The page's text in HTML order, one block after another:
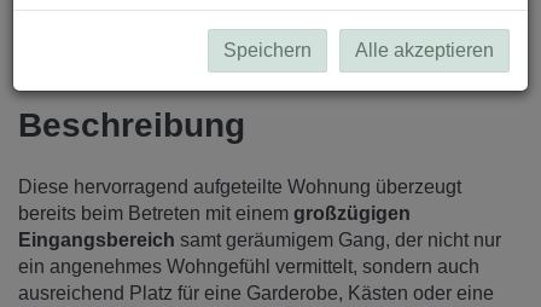
Beschreibung
Diese hervorragend aufgeteilte Wohnung überzeugt
bereits beim Betreten mit einem großzügigen
Eingangsbereich samt geräumigem Gang, der nicht nur
ein angenehmes Wohngefühl vermittelt, sondern auch
ausreichend Platz für eine Garderobe, Kästen oder eine
Speichern Alle akzeptieren